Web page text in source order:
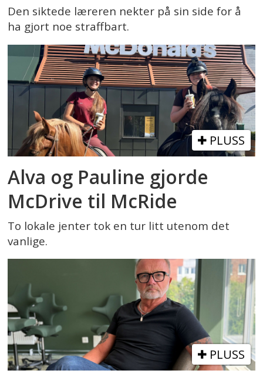
Den siktede læreren nekter på sin side for å
ha gjort noe straffbart.
PLUSS
Alva og Pauline gjorde
McDrive til McRide
To lokale jenter tok en tur litt utenom det
vanlige.
PLUSS